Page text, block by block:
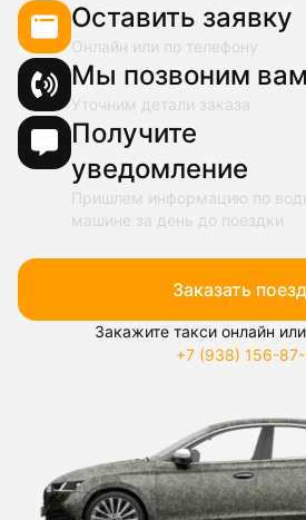
Оставить заявку
Онлайн или по телефону
Мы позвоним вам
Уточним детали заказа
Получите
уведомление
Пришлем информацию по
машине за день до поездки
Заказать
Закажите такси онлайн
+7 (938) 156-